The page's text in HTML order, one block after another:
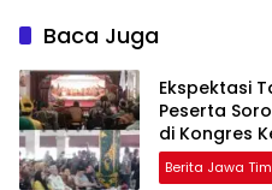
Baca Juga
Ekspektasi
Peserta
di Kongres
Berita Jawa